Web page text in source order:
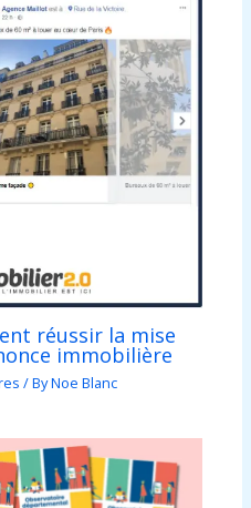
réussir la mise
immobilière
/ ByNoe Blanc